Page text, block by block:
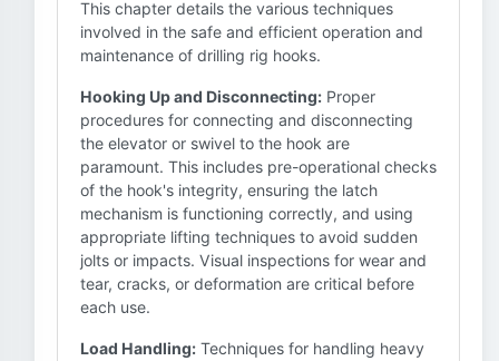
This chapter details the various techniques
involved in the safe and efficient operation and
maintenance of drilling rig hooks.
Hooking Up and Disconnecting: Proper
procedures for connecting and disconnecting
the elevator or swivel to the hook are
paramount. This includes pre-operational checks
of the hook's integrity, ensuring the latch
mechanism is functioning correctly, and using
appropriate lifting techniques to avoid sudden
jolts or impacts. Visual inspections for wear and
tear, cracks, or deformation are critical before
each use.
Load Handling: Techniques for handling heavy